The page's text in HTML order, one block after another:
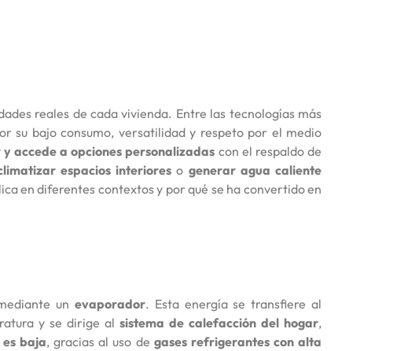
reales de cada vivienda. Entre las tecnologías más
su bajo consumo, versatilidad y respeto por el medio
accede a opciones personalizadas con el respaldo de
espacios interiores o generar agua caliente
en diferentes contextos y por qué se ha convertido en
un evaporador. Esta energía se transfiere al
y se dirige alsistema de calefacción del hogar,
baja, gracias al uso de gases refrigerantes con alta